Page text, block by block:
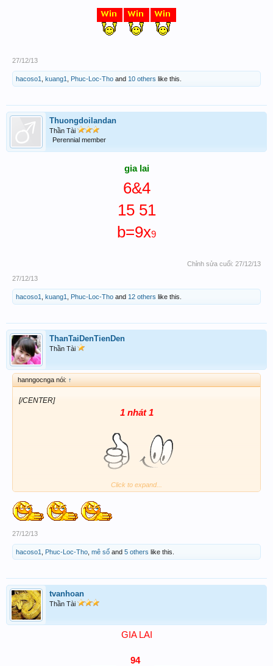
27/12/13
hacoso1 kuang1 Phuc-Loc-Tho and 10 others like this.
Thuongdoilandan
Thần Tài
Perennial member
gia lai
6&4
15 51
b=9x9
Chỉnh sửa cuối: 27/12/13
27/12/13
hacoso1 kuang1 Phuc-Loc-Tho and 12 others like this.
ThanTaiDenTienDen
Thần Tài
hanngocnga nói: ↑
[/CENTER]
1 nhát 1​
[/CENTER]
Click to expand...
27/12/13
hacoso1 Phuc-Loc-Tho mê số and 5 others like this.
tvanhoan
Thần Tài
GIA LAI​
94